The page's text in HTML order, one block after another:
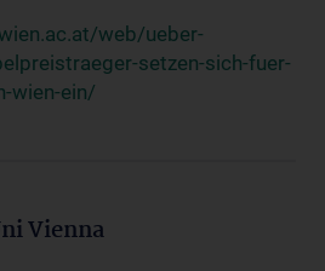
web/ueber-
setzen-sich-fuer-
wien-ein/
Vienna